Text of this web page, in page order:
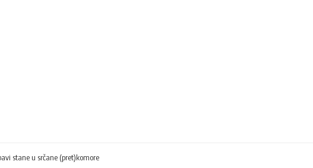
stane u srčane (pret)komore